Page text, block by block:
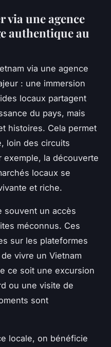
via une agence
authentique au
via une agence
: une immersion
locaux partagent
du pays, mais
histoires. Cela permet
loin des circuits
exemple, la découverte
locaux se
et riche.
souvent un accès
méconnus. Ces
sur les plateformes
vivre un Vietnam
ce soit une excursion
ou une visite de
sont
locale, on bénéficie